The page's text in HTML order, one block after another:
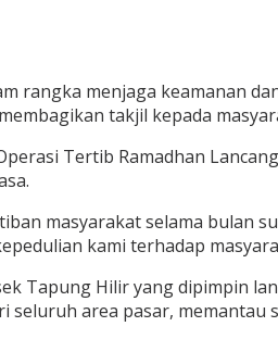
rangka menjaga keamanan
takjil kepada
Tertib Ramadhan
masyarakat selama bulan
kami terhadap
Tapung Hilir yang dipimpin
seluruh area pasar,